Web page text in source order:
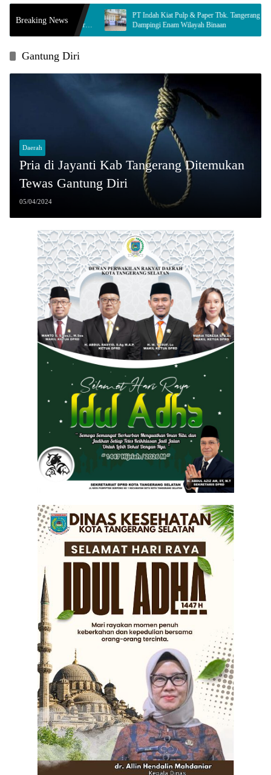
Breaking News
Jamur
PT Indah Kiat Pulp & Paper Tbk. Tangerang Mill
Dampingi Enam Wilayah Binaan
Gantung Diri
Daerah
Pria di Jayanti Kab Tangerang Ditemukan
Tewas Gantung Diri
05/04/2024